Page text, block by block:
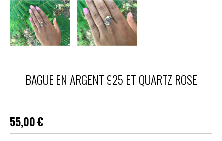
BAGUE EN ARGENT 925 ET QUARTZ ROSE
55,00€